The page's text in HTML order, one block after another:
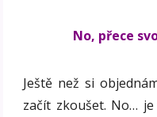
No, přece
Ještě než si
začít zkoušet. No…